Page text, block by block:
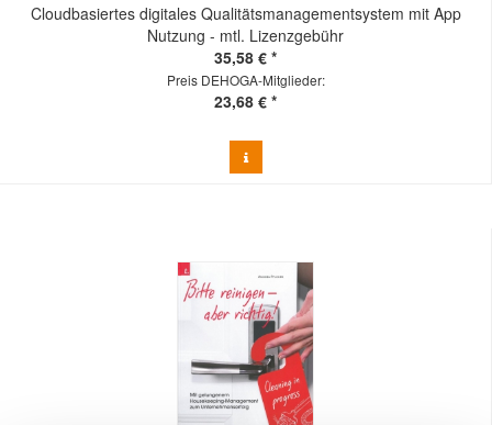
Cloudbasiertes digitales Qualitätsmanagementsystem mit App
Nutzung - mtl. Lizenzgebühr
35,58 € *
Preis DEHOGA-Mitglieder:
23,68 € *